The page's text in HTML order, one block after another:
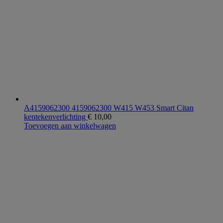
A4159062300 4159062300 W415 W453 Smart Citan
kentekenverlichting € 10,00
Toevoegen aan winkelwagen